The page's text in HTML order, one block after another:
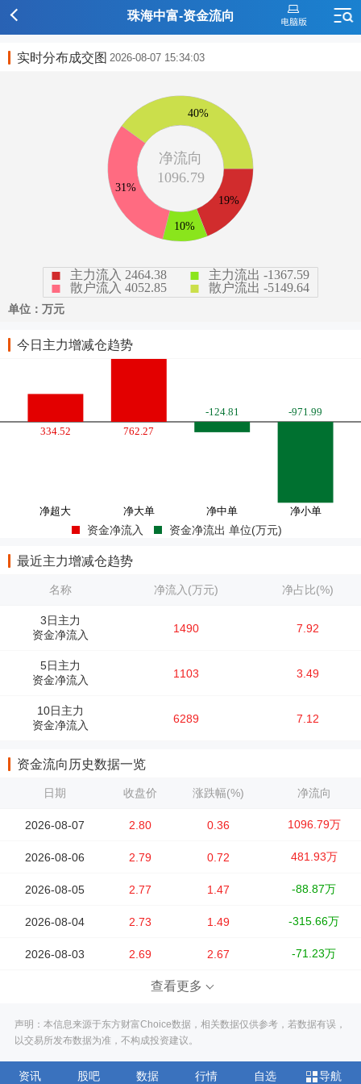
珠海中富-资金流向
实时分布成交图 2026-08-07 15:34:03
今日主力增减仓趋势
资金净流入 资金净流出 单位(万元)
最近主力增减仓趋势
名称 净流入(万元) 净占比(%)
3日主力
资金净流入
1490 7.92
5日主力
资金净流入
1103 3.49
10日主力
资金净流入
6289 7.12
资金流向历史数据一览
日期 收盘价 涨跌幅(%) 净流向
2026-08-07 2.80 0.36 1096.79万
2026-08-06 2.79 0.72 481.93万
2026-08-05 2.77 1.47 -88.87万
2026-08-04 2.73 1.49 -315.66万
2026-08-03 2.69 2.67 -71.23万
查看更多
声明：本信息来源于东方财富Choice数据，相关数据仅供参考，若数据有误，
以交易所发布数据为准，不构成投资建议。
资讯 股吧 数据 行情 自选 导航